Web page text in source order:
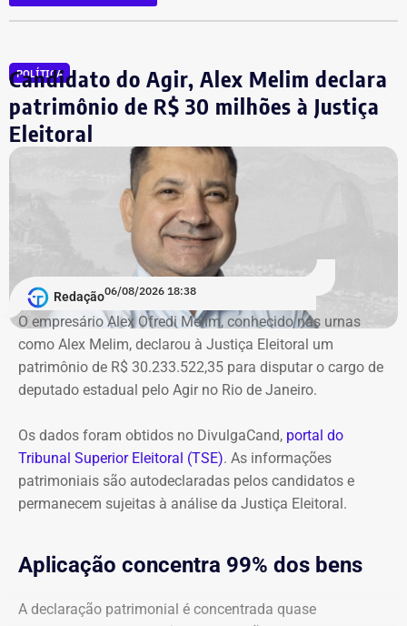
imediata execução da sentença. Além da comunicação à
Justiça Eleitoral, o órgão pede a inclusão do nome de
Garotinho no Cadastro Nacional de Condenados por Ato
de Improbidade Administrativa.
Garotinho também foi multado
O órgão também requer que o ex-governador seja
intimado a quitar os valores da condenação. Segundo os
cálculos atualizados apresentados à Justiça, o
ressarcimento ao erário, originalmente fixado em R$
234,4 milhões, chega hoje a R$ 2,55 bilhões. O MP ainda
cobra R$ 778,9 mil de multa civil e R$ 11,9 milhões por
danos morais coletivos.
Globo”
POLÍTICA
Candidato do Agir, Alex Melim declara
patrimônio de R$ 30 milhões à Justiça
Eleitoral
Redação06/08/2026 18:38
O empresário Alex Ofredi Melim, conhecido nas urnas
como Alex Melim, declarou à Justiça Eleitoral um
patrimônio de R$ 30.233.522,35 para disputar o cargo de
deputado estadual pelo Agir no Rio de Janeiro.
Os dados foram obtidos no DivulgaCand, portal do
Tribunal Superior Eleitoral (TSE). As informações
patrimoniais são autodeclaradas pelos candidatos e
permanecem sujeitas à análise da Justiça Eleitoral.
Aplicação concentra 99% dos bens
A declaração patrimonial é concentrada quase